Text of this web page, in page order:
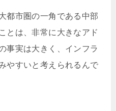
都市圏の一角である中部
とは、非常に大きなアド
事実は大きく、インフラ
やすいと考えられるんで